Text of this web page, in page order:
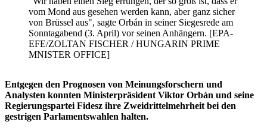
vom Mond aus gesehen werden kann, aber ganz sicher
von Brüssel aus", sagte Orbán in seiner Siegesrede am
Sonntagabend (3. April) vor seinen Anhängern. [EPA-
EFE/ZOLTAN FISCHER / HUNGARIN PRIME
MNISTER OFFICE]
Entgegen den Prognosen von Meinungsforschern und
Analysten konnten Ministerpräsident Viktor Orbán und seine
Regierungspartei Fidesz ihre Zweidrittelmehrheit bei den
gestrigen Parlamentswahlen halten.